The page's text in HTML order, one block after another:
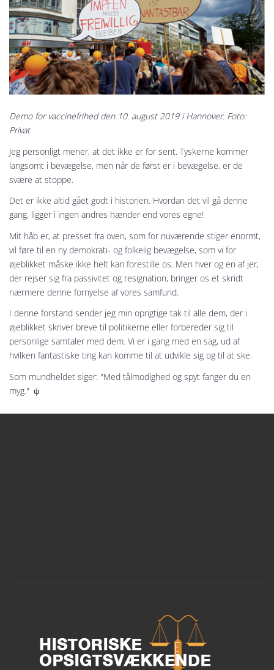
Demo for vaccinefrihed den 10. august 2019 i Hannover. Foto:
Privat
Jeg personligt mener, at det ikke er for sent. Tyskerne kommer
langsomt i bevægelse, men når de først er i bevægelse, er de
svære at stoppe.
Det er ikke altid gået godt i historien. Hvordan det vil gå denne
gang, ligger i ingen andres hænder end vores egne!
Mit håb er, at presset fra oven, som for nuværende stiger enormt,
vil føre til en ny demokrati- og folkelig bevægelse, som vi for
øjeblikket måske ikke helt kan forestille os. Men hver og en af ​​jer,
der rejser sig fra passivitet og resignation, bringer os et skridt
nærmere denne fornyelse af vores samfund.
I denne forstand sender jeg min oprigtige tak til alle dem, der i
øjeblikket skriver breve til politikerne eller forbereder sig til
personlige samtaler med dem. Vi er i gang med en sag, ud af
hvilken fantastiske ting kan komme til at udvikle sig og til at ske.
Som mundheldet siger: "Med tålmodighed og spyt fanger du en
myg." ψ